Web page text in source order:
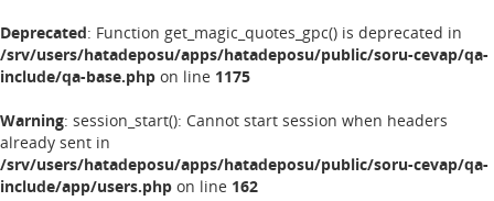
Deprecated: Function get_magic_quotes_gpc() is deprecated in
/srv/users/hatadeposu/apps/hatadeposu/public/soru-cevap/qa-
include/qa-base.php on line 1175
Warning: session_start(): Cannot start session when headers
already sent in
/srv/users/hatadeposu/apps/hatadeposu/public/soru-cevap/qa-
include/app/users.php on line 162